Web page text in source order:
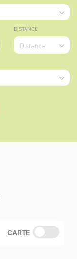
DISTANCE
Distance
CARTE